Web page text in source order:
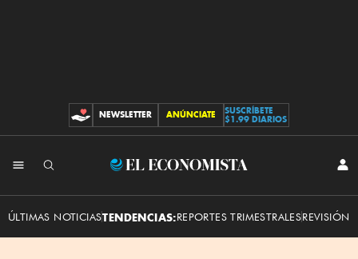
CONTRIBUCIONES
NEWSLETTER ANÚNCIATE
SUSCRÍBETE
$1.99 DIARIOS
El
ÚLTIMAS NOTICIASTENDENCIAS:REPORTES TRIMESTRALESREVISIÓN